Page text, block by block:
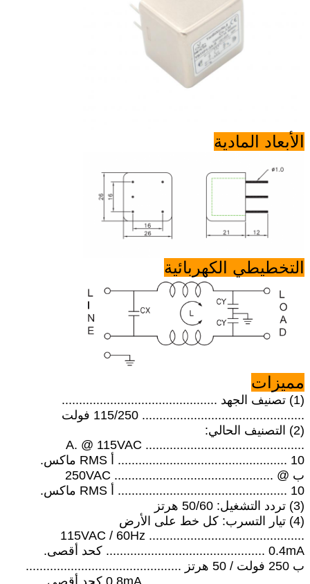
الأبعاد المادية
التخطيطي الكهربائية
مميزات
(1) تصنيف الجهد .............................................
............................................... 115/250 فولت
(2) التصنيف الحالي:
A. @ 115VAC ..............................................
................................................. 10 أ RMS ماكس.
ب @ 250VAC ..............................................
................................................. 10 أ RMS ماكس.
(3) تردد التشغيل: 50/60 هرتز
(4) تيار التسرب: كل خط على الأرض
115VAC / 60Hz .............................................
.............................................. 0.4mA كحد أقصى.
ب 250 فولت / 50 هرتز .............................................